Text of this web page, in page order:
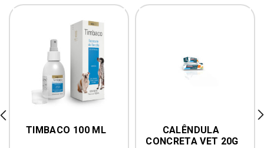
TIMBACO 100 ML
CALÊNDULA
CONCRETA VET 20G